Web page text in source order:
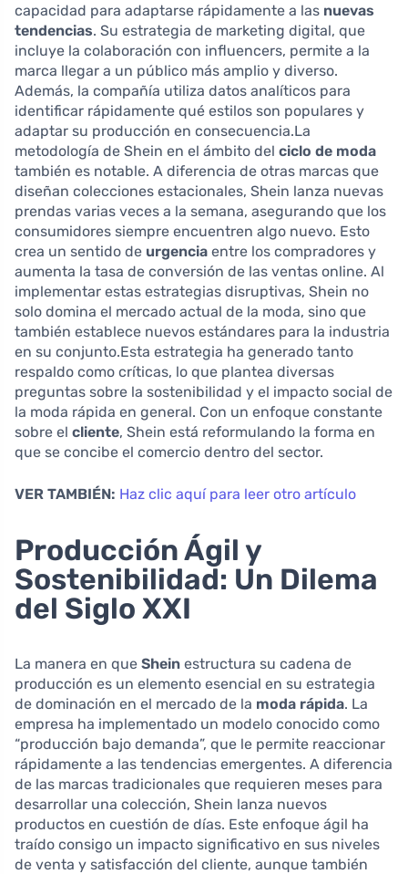
capacidad para adaptarse rápidamente a las nuevas
tendencias. Su estrategia de marketing digital, que
incluye la colaboración con influencers, permite a la
marca llegar a un público más amplio y diverso.
Además, la compañía utiliza datos analíticos para
identificar rápidamente qué estilos son populares y
adaptar su producción en consecuencia.La
metodología de Shein en el ámbito del ciclo de moda
también es notable. A diferencia de otras marcas que
diseñan colecciones estacionales, Shein lanza nuevas
prendas varias veces a la semana, asegurando que los
consumidores siempre encuentren algo nuevo. Esto
crea un sentido de urgencia entre los compradores y
aumenta la tasa de conversión de las ventas online. Al
implementar estas estrategias disruptivas, Shein no
solo domina el mercado actual de la moda, sino que
también establece nuevos estándares para la industria
en su conjunto.Esta estrategia ha generado tanto
respaldo como críticas, lo que plantea diversas
preguntas sobre la sostenibilidad y el impacto social de
la moda rápida en general. Con un enfoque constante
sobre el cliente, Shein está reformulando la forma en
que se concibe el comercio dentro del sector.
VER TAMBIÉN: Haz clic aquí para leer otro artículo
Producción Ágil y
Sostenibilidad: Un Dilema
del Siglo XXI
La manera en que Shein estructura su cadena de
producción es un elemento esencial en su estrategia
de dominación en el mercado de la moda rápida. La
empresa ha implementado un modelo conocido como
“producción bajo demanda”, que le permite reaccionar
rápidamente a las tendencias emergentes. A diferencia
de las marcas tradicionales que requieren meses para
desarrollar una colección, Shein lanza nuevos
productos en cuestión de días. Este enfoque ágil ha
traído consigo un impacto significativo en sus niveles
de venta y satisfacción del cliente, aunque también